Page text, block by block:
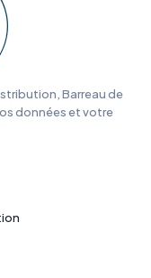
Barreau de
données et votre